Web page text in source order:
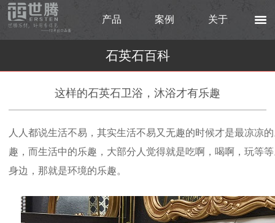
产品 案例 关于
石英石百科
这样的石英石卫浴，沐浴才有乐趣
人人都说生活不易，其实生活不易又无趣的时候才是最凉凉
趣，而生活中的乐趣，大部分人觉得就是吃啊，喝啊，玩等
身边，那就是环境的乐趣。